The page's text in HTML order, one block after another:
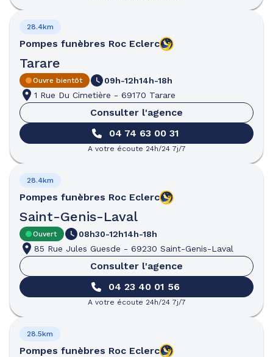
Pompes funèbres Roc Eclerc
Tarare
28.4km
Ouvre bientôt 09h-12h14h-18h
1 Rue Du Cimetière - 69170 Tarare
Consulter l'agence
04 74 63 00 31
A votre écoute 24h/24 7j/7
Pompes funèbres Roc Eclerc
Saint-Genis-Laval
28.4km
Ouvert 08h30-12h14h-18h
85 Rue Jules Guesde - 69230 Saint-Genis-Laval
Consulter l'agence
04 23 40 01 56
A votre écoute 24h/24 7j/7
Pompes funèbres Roc Eclerc
28.5km